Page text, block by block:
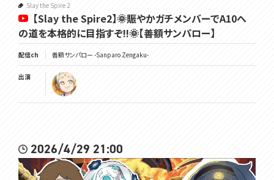
Slay the Spire 2
【Slay the Spire2】🌞賑やかガチメンバーでA10へ
の道を本格的に目指すぞ!!🌞【善額サンパロー】
配信ch 善額サンパロー -Sanparo Zengaku-
出演
2026/4/29 21:00